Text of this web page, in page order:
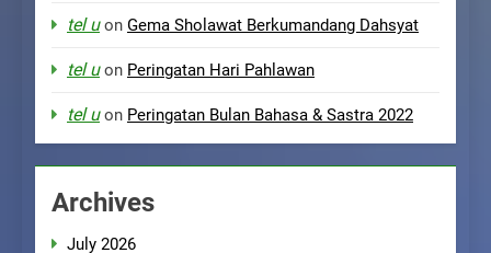
tel uon Gema Sholawat Berkumandang Dahsyat
tel uon Peringatan Hari Pahlawan
tel uon Peringatan Bulan Bahasa & Sastra 2022
Archives
July 2026